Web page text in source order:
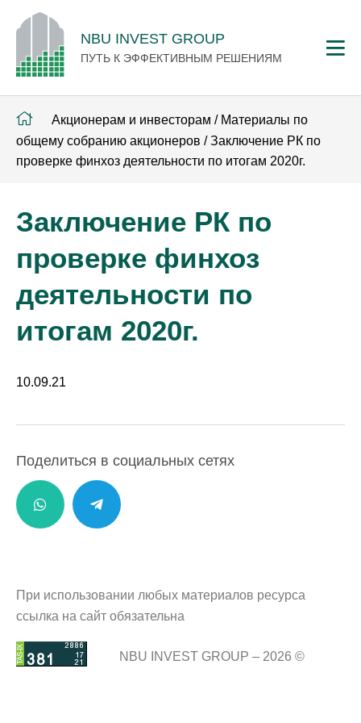
NBU INVEST GROUP
ПУТЬ К ЭФФЕКТИВНЫМ РЕШЕНИЯМ
Акционерам и инвесторам / Материалы по
общему собранию акционеров / Заключение РК по
проверке финхоз деятельности по итогам 2020г.
Заключение РК по
проверке финхоз
деятельности по
итогам 2020г.
10.09.21
Поделиться в социальных сетях
При использовании любых материалов ресурса
ссылка на сайт обязательна
NBU INVEST GROUP – 2026 ©